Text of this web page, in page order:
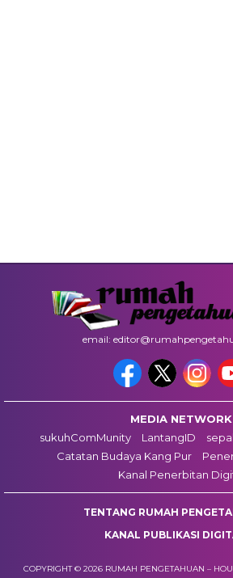
email:
MEDIA NETWORK
sukuhComMunity
LantangID
Catatan Budaya Kang Pur
Kanal Penerbitan
TENTANG RUMAH
KANAL PUBLIKASI
COPYRIGHT © 2026 RUMAH PENGETAHUAN –